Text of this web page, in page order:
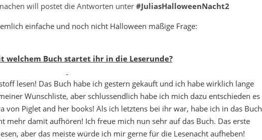
will postet die Antworten unter #JuliasHalloweenNacht2
einfache und noch nicht Halloween mäßige Frage:
welchem Buch startet ihr in die Leserunde?
lesen! Das Buch habe ich gestern gekauft und ich habe wirklich lange
Wunschliste, aber schlussendlich habe ich mich dazu entschieden es
von Piglet and her books! Als ich letztens bei ihr war, habe ich in das Buch
mehr damit aufhören! Ich freue mich nun sehr auf das Buch. Das erste
aber das meiste würde ich mir gerne für die Lesenacht aufheben!